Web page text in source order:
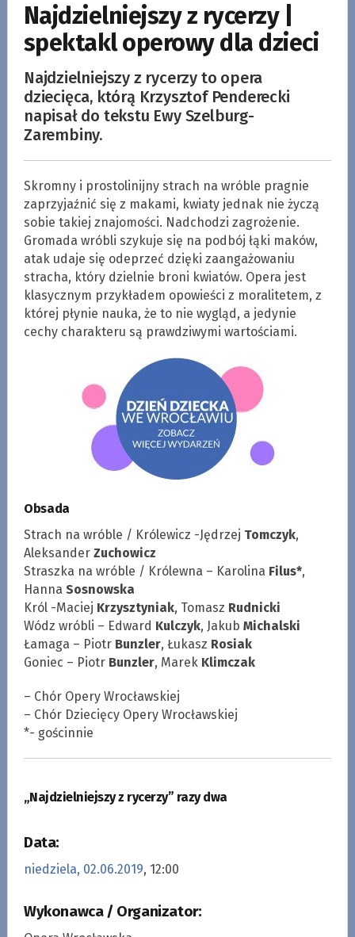
Najdzielniejszy z rycerzy |
spektakl operowy dla dzieci
Najdzielniejszy z rycerzy to opera
dziecięca, którą Krzysztof Penderecki
napisał do tekstu Ewy Szelburg-
Zarembiny.
Skromny i prostolinijny strach na wróble pragnie
zaprzyjaźnić się z makami, kwiaty jednak nie życzą
sobie takiej znajomości. Nadchodzi zagrożenie.
Gromada wróbli szykuje się na podbój łąki maków,
atak udaje się odeprzeć dzięki zaangażowaniu
stracha, który dzielnie broni kwiatów. Opera jest
klasycznym przykładem opowieści z moralitetem, z
której płynie nauka, że to nie wygląd, a jedynie
cechy charakteru są prawdziwymi wartościami.
Obsada
Strach na wróble / Królewicz -Jędrzej Tomczyk,
Aleksander Zuchowicz
Straszka na wróble / Królewna – Karolina Filus*,
Hanna Sosnowska
Król-Maciej Krzysztyniak, Tomasz Rudnicki
Wódz wróbli – Edward Kulczyk, Jakub Michalski
Łamaga – Piotr Bunzler, Łukasz Rosiak
Goniec – Piotr Bunzler, Marek Klimczak
– Chór Opery Wrocławskiej
– Chór Dziecięcy Opery Wrocławskiej
*- gościnnie
„Najdzielniejszy z rycerzy” razy dwa
Data:
niedziela, 02.06.2019, 12:00
Wykonawca / Organizator: